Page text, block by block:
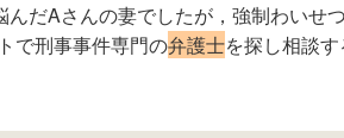
んだAさんの妻でしたが，強制わいせ
で刑事事件専門の弁護士を探し相談す